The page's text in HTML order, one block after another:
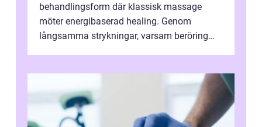
behandlingsform där klassisk massage
möter energibaserad healing. Genom
långsamma strykningar, varsam beröring